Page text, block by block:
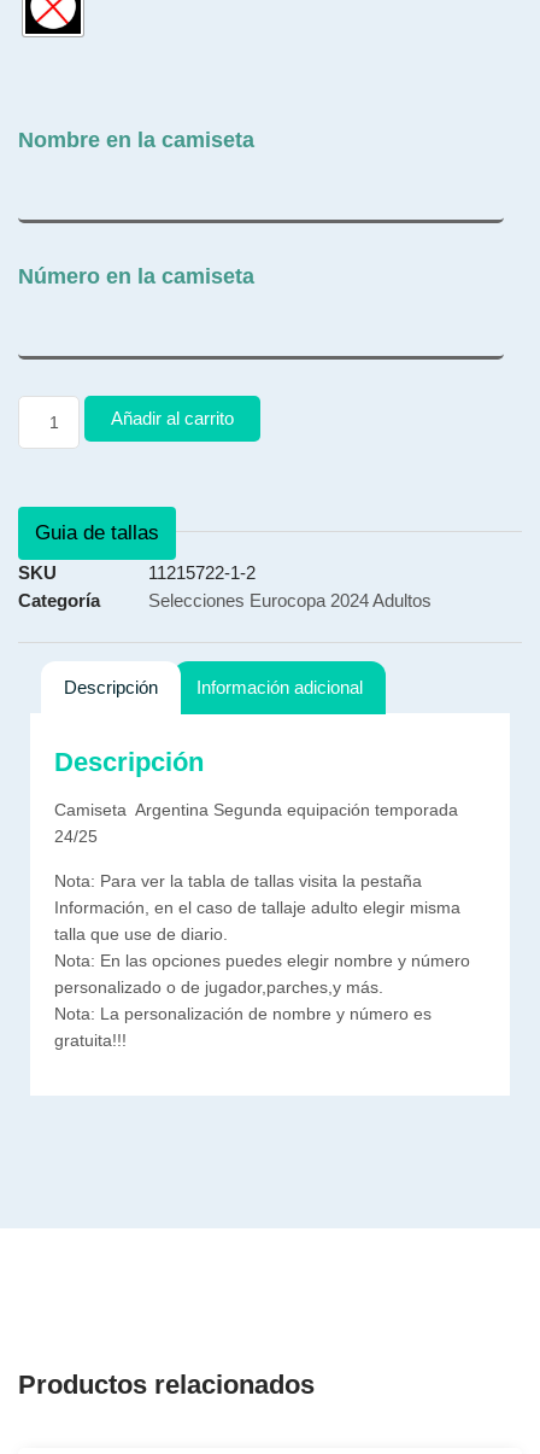
Nombre en la camiseta
Número en la camiseta
Añadir al carrito
Guia de tallas
SKU
11215722-1-2
Categoría
Selecciones Eurocopa 2024 Adultos
Descripción Información adicional
Descripción
Camiseta Argentina Segunda equipación temporada
24/25
Nota: Para ver la tabla de tallas visita la pestaña
Información, en el caso de tallaje adulto elegir misma
talla que use de diario.
Nota: En las opciones puedes elegir nombre y número
personalizado o de jugador,parches,y más.
Nota: La personalización de nombre y número es
gratuita!!!
Productos relacionados